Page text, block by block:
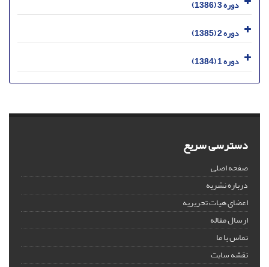
دوره 3 (1386)
دوره 2 (1385)
دوره 1 (1384)
دسترسی سریع
صفحه اصلی
درباره نشریه
اعضای هیات تحریریه
ارسال مقاله
تماس با ما
نقشه سایت